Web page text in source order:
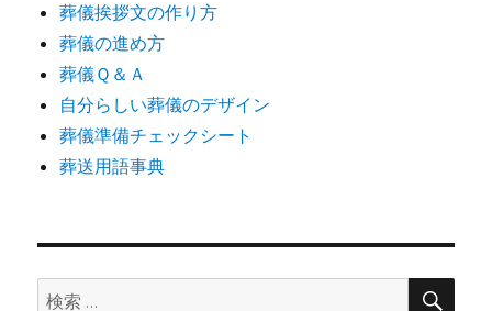
葬儀挨拶文の作り方
葬儀の進め方
葬儀Ｑ＆Ａ
自分らしい葬儀のデザイン
葬儀準備チェックシート
葬送用語事典
検
検